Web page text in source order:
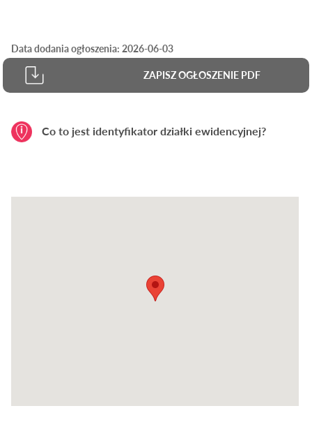
Co to jest identyfikator działki ewidencyjnej?
Data dodania ogłoszenia: 2026-06-03
ZAPISZ OGŁOSZENIE PDF